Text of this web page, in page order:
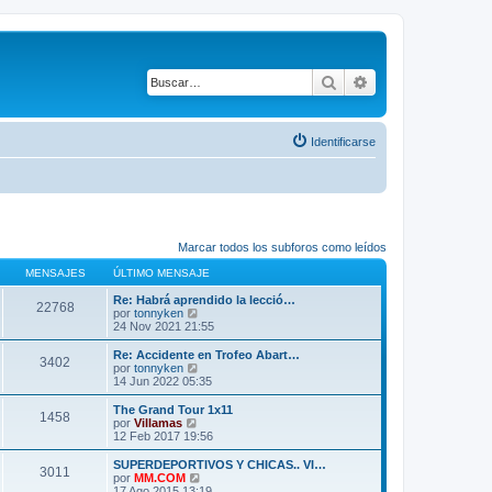
Buscar
Identificarse
Marcar todos los subforos como leídos
MENSAJES ÚLTIMO MENSAJE
22768
Re: Habrá aprendido la lecció…
por tonnyken
e
r
ú
t
m
o
m
e
s
a
24 Nov 2021 21:55
3402
Re: Accidente en Trofeo Abart…
por tonnyken
e
r
ú
t
m
o
m
14 Jun 2022 05:35
1458
The Grand Tour 1x11
por Villamas
e
r
ú
l
t
12 Feb 2017 19:56
3011
SUPERDEPORTIVOS Y CHICAS.. VI…
por MM.COM
e